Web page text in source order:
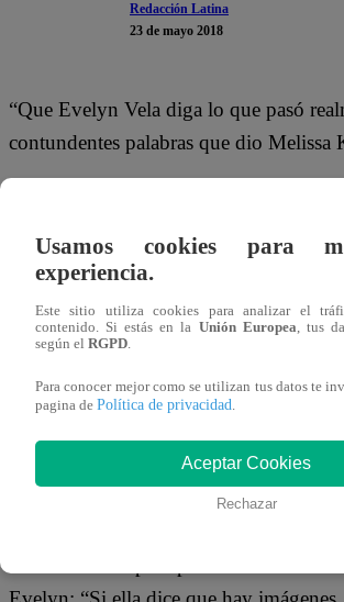
Redacción Latina
23 de mayo 2018
“Que Evelyn Vela diga lo que pasó
contundentes palabras que dio Melissa
Todo indica que la riña entre la
Vela, su amistad se rompió cuando
capital.
más”, fueron las declaraciones que
Ahora Melissa pide pruebas de las
Usamos cookies para
experiencia.
Este sitio utiliza cookies para analizar el
contenido. Si estás en la Unión Europea , tus
según el RGPD
Para conocer mejor como se utilizan tus datos te
pagina de Política de privacidad
Aceptar Cookies
Rechazar